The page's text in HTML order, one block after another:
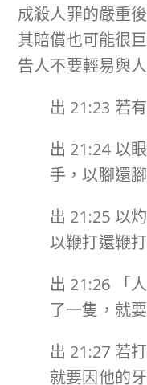
成殺人罪的嚴重
其賠償也可能很
告人不要輕易與
出 21:23 若
出 21:24 以
手，以腳還腳
出 21:25 以
以鞭打還鞭打
出 21:26 「
了一隻，就
出 21:27 若
就要因他的